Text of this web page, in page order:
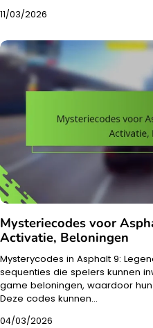
11/03/2026
Mysteriecodes voor
Activatie, Beloningen
Mysterycodes in Asphalt 9:
sequenties die spelers kunnen
game beloningen, waardoor
Deze codes kunnen…
04/03/2026